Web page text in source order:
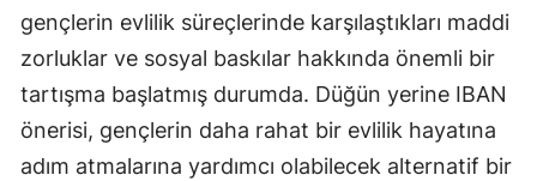
Van
Yozgat
Aksaray
gençlerin evlilik süreçlerinde karşılaştıkları maddi
zorluklar ve sosyal baskılar hakkında önemli bir
tartışma başlatmış durumda. Düğün yerine IBAN
önerisi, gençlerin daha rahat bir evlilik hayatına
adım atmalarına yardımcı olabilecek alternatif bir